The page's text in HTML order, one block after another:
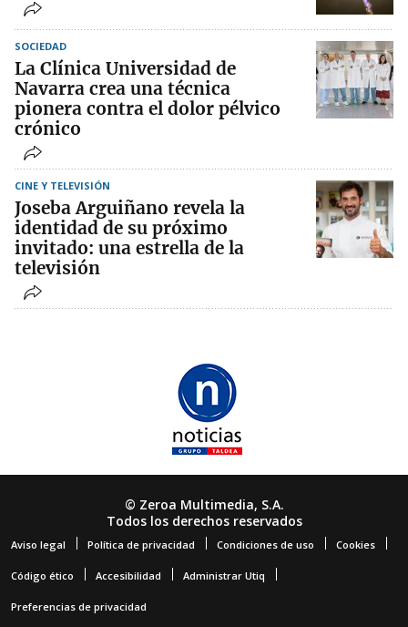
SOCIEDAD
La Clínica Universidad de
Navarra crea una técnica
pionera contra el dolor pélvico
crónico
CINE Y TELEVISIÓN
Joseba Arguiñano revela la
identidad de su próximo
invitado: una estrella de la
televisión
© Zeroa Multimedia, S.A.
Todos los derechos reservados
Aviso legal Política de privacidad Condiciones de uso Cookies
Código ético Accesibilidad Administrar Utiq
Preferencias de privacidad